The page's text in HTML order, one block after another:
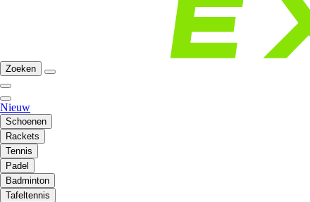
Zoeken
Nieuw
Schoenen
Rackets
Tennis
Padel
Badminton
Tafeltennis